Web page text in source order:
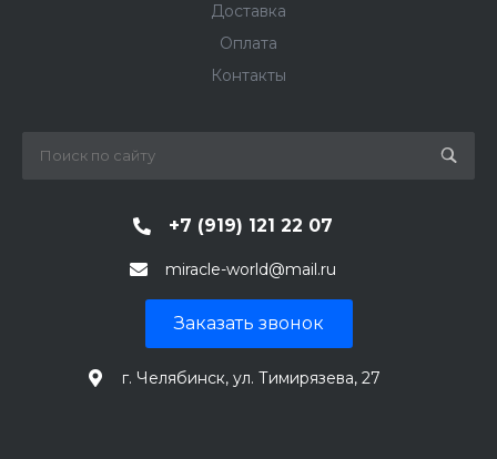
Доставка
Оплата
Контакты
+7 (919) 121 22 07
miracle-world@mail.ru
Заказать звонок
г. Челябинск, ул. Тимирязева, 27